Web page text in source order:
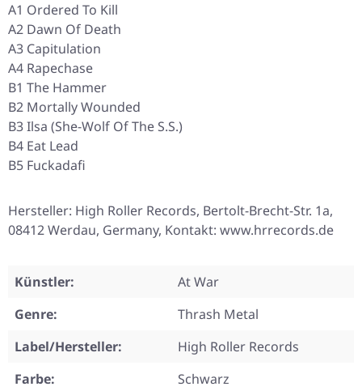
A1 Ordered To Kill
A2 Dawn Of Death
A3 Capitulation
A4 Rapechase
B1 The Hammer
B2 Mortally Wounded
B3 Ilsa (She-Wolf Of The S.S.)
B4 Eat Lead
B5 Fuckadafi
Hersteller: High Roller Records, Bertolt-Brecht-Str. 1a,
08412 Werdau, Germany, Kontakt: www.hrrecords.de
Künstler:
At War
Genre:
Thrash Metal
Label/Hersteller:
High Roller Records
Farbe:
Schwarz